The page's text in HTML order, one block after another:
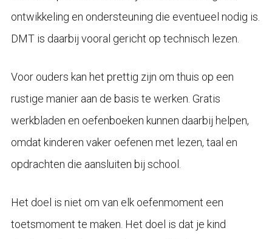
ontwikkeling en ondersteuning die eventueel nodig is.
DMT is daarbij vooral gericht op technisch lezen.
Voor ouders kan het prettig zijn om thuis op een
rustige manier aan de basis te werken. Gratis
werkbladen en oefenboeken kunnen daarbij helpen,
omdat kinderen vaker oefenen met lezen, taal en
opdrachten die aansluiten bij school.
Het doel is niet om van elk oefenmoment een
toetsmoment te maken. Het doel is dat je kind